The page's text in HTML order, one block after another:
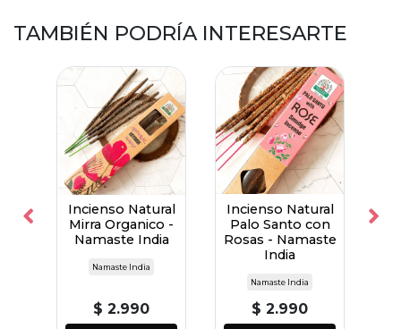
TAMBIÉN PODRÍA INTERESARTE
Incienso Natural
Mirra Organico -
Namaste India
Namaste India
$ 2.990
Incienso Natural
Palo Santo con
Rosas - Namaste
India
Namaste India
$ 2.990